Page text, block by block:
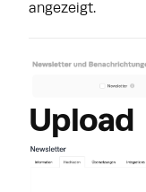
angezeigt.
Upload